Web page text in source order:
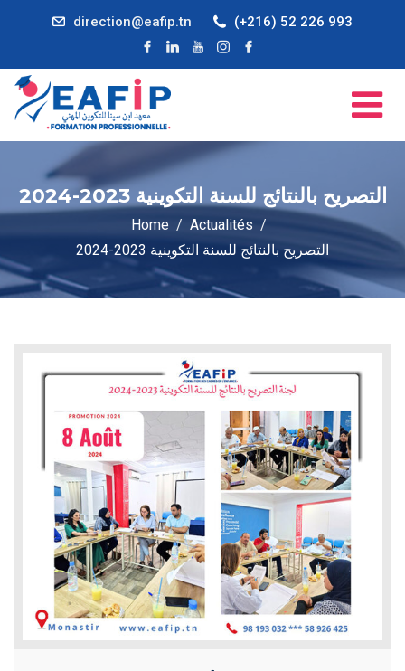
direction@eafip.tn (+216) 52 226 993
التصريح بالنتائج للسنة التكوينية 2023-2024
Home
Actualités
التصريح بالنتائج للسنة التكوينية 2023-2024